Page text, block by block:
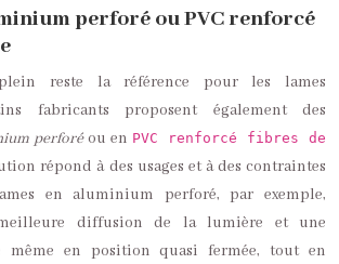
perforé ou PVC renforcé
reste la référence pour les lames
fabricants proposent également des
perforéou en PVC renforcé fibres de
répond à des usages et à des contraintes
en aluminium perforé, par exemple,
diffusion de la lumière et une
même en position quasi fermée, tout en